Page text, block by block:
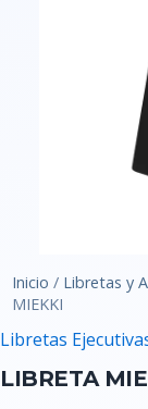
Inicio / Libretas y
MIEKKI
Libretas
LIBRETA